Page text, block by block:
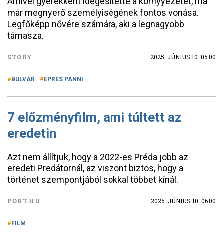
már megnyerő személyiségének fontos vonása.
Legfőképp nővére számára, aki a legnagyobb
támasza.
STORY 2025. JÚNIUS 10. 05:00
BULVÁR EPRES PANNI
7 előzményfilm, ami túltett az
eredetin
Azt nem állítjuk, hogy a 2022-es Préda jobb az
eredeti Predátornál, az viszont biztos, hogy a
történet szempontjából sokkal többet kínál.
PORT.HU 2025. JÚNIUS 10. 06:00
FILM